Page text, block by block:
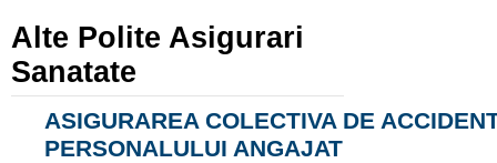
Alte Polite Asigurari
Sanatate
ASIGURAREA COLECTIVA DE
PERSONALULUI ANGAJAT